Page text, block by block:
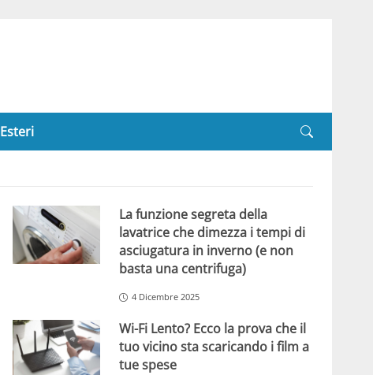
Esteri
La funzione segreta della
lavatrice che dimezza i tempi di
asciugatura in inverno (e non
basta una centrifuga)
4 Dicembre 2025
Wi-Fi Lento? Ecco la prova che il
tuo vicino sta scaricando i film a
tue spese